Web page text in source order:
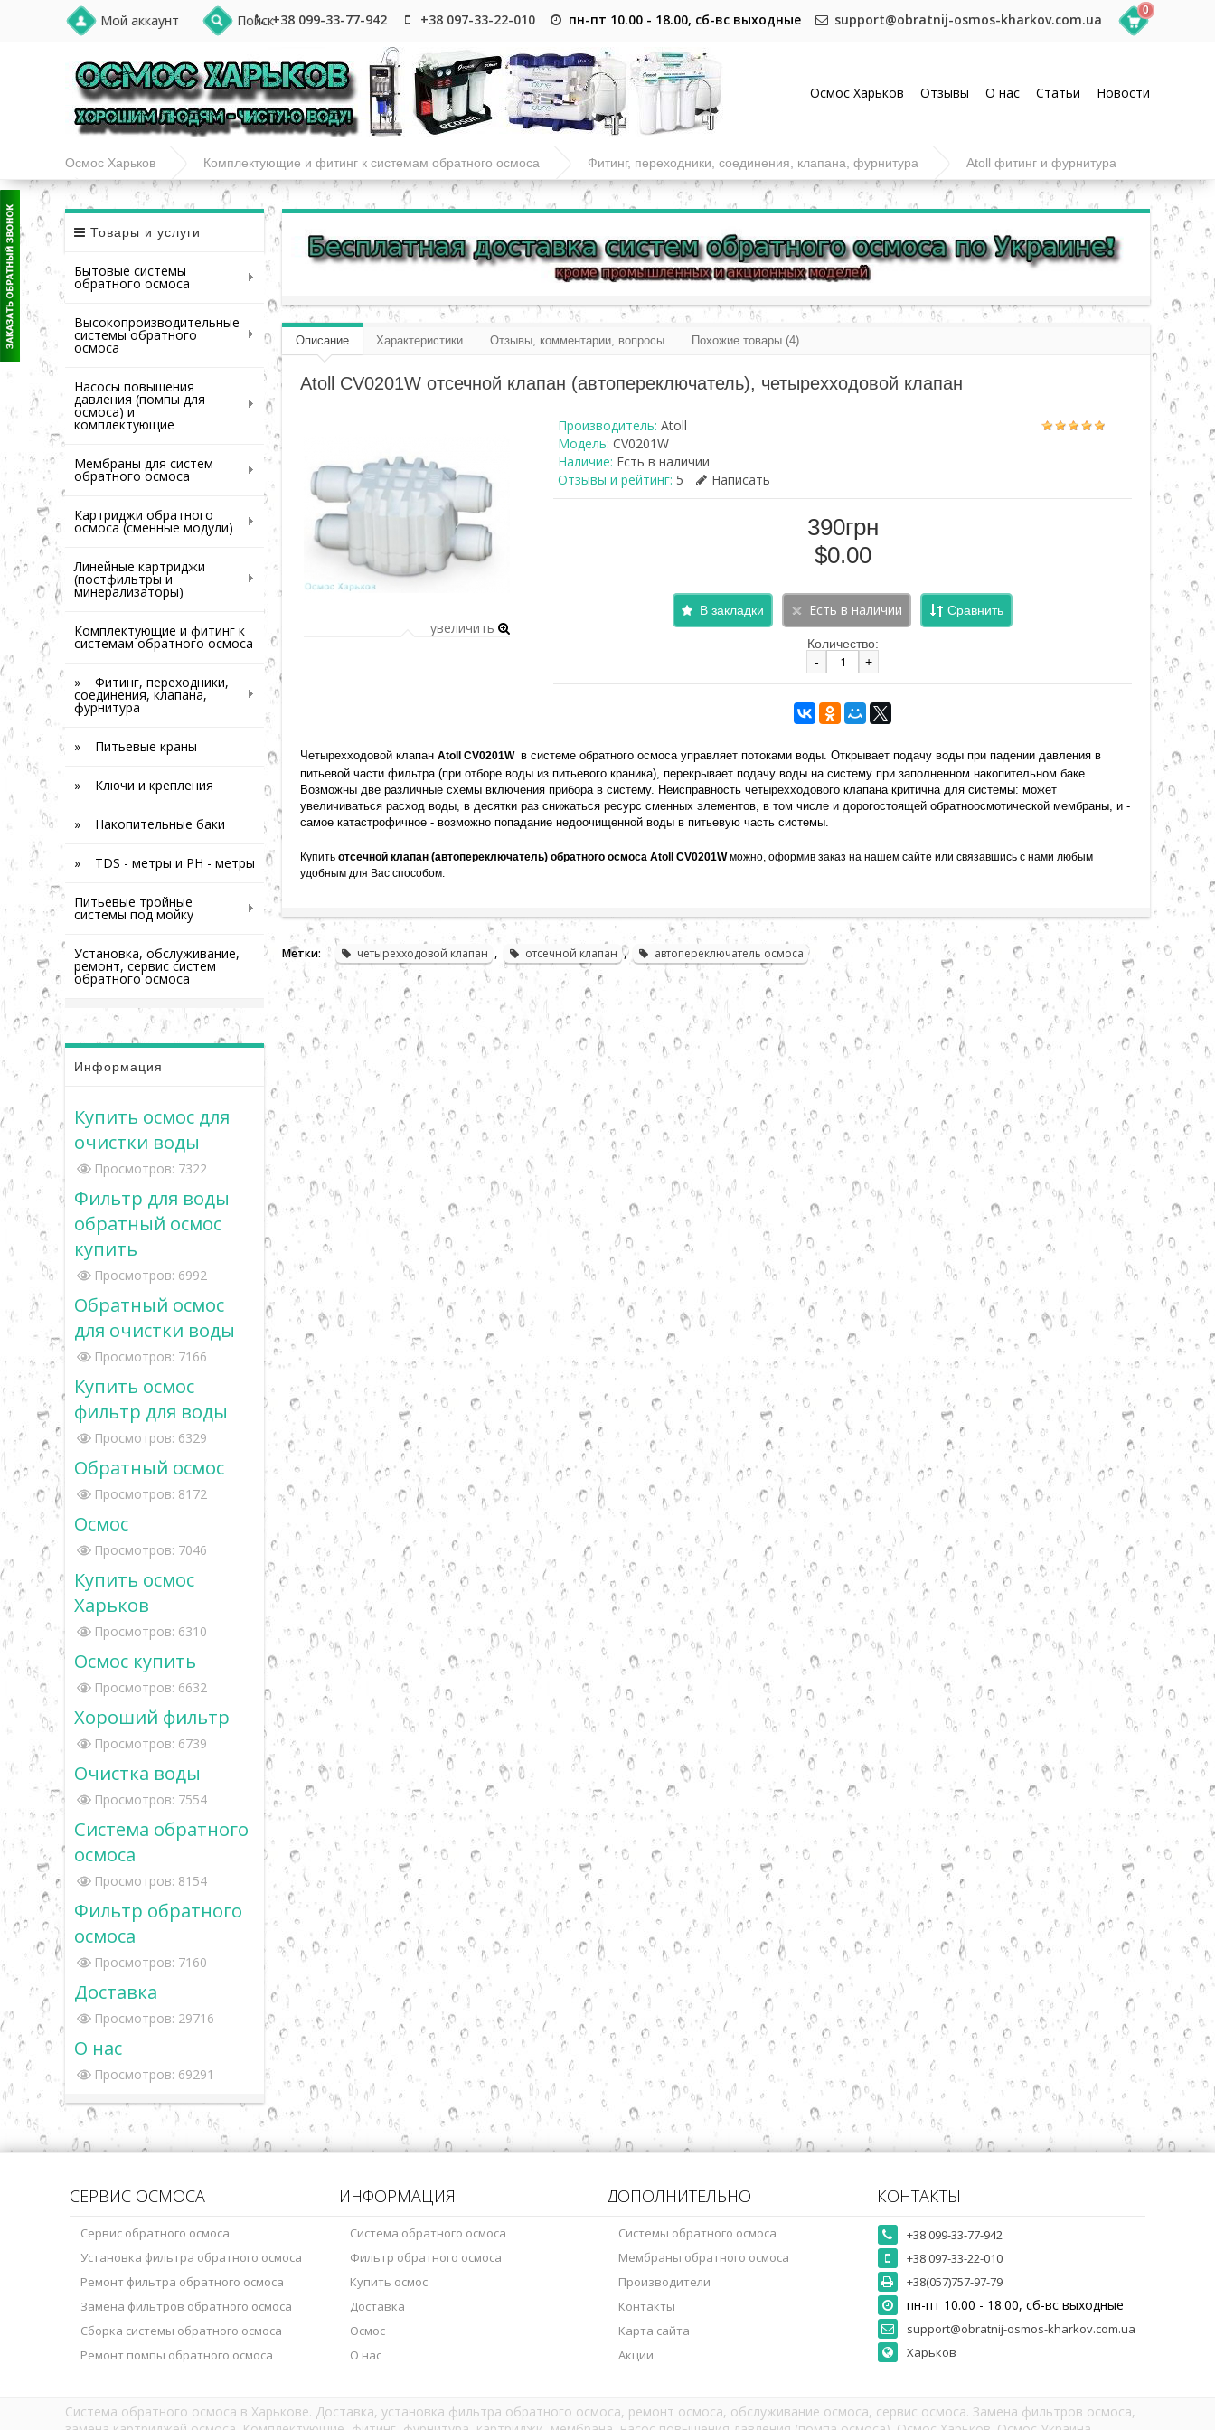
Мой аккаунт Поиск+38 099-33-77-942 +38 097-33-22-010 пн-пт 10.00 - 18.00, сб-вс выходные support@obratnij-osmos-kharkov.com.ua
0
Осмос Харьков Отзывы О нас Статьи Новости
Осмос Харьков Комплектующие и фитинг к системам обратного осмоса Фитинг, переходники, соединения, клапана, фурнитура Atoll фитинг и фурнитура
Atoll CV0201W отсечной клапан
Товары и услуги
Бытовые системы
обратного осмоса
Высокопроизводительные
системы обратного
осмоса
Насосы повышения
давления (помпы для
осмоса) и
комплектующие
Мембраны для систем
обратного осмоса
Картриджи обратного
осмоса (сменные модули)
Линейные картриджи
(постфильтры и
минерализаторы)
Комплектующие и фитинг к
системам обратного осмоса
» Фитинг, переходники,
соединения, клапана,
фурнитура
» Питьевые краны
» Ключи и крепления
» Накопительные баки
» TDS - метры и PH - метры
Питьевые тройные
системы под мойку
Установка, обслуживание,
ремонт, сервис систем
обратного осмоса
Информация
Купить осмос для
очистки воды
Просмотров: 7322
Фильтр для воды
обратный осмос
купить
Просмотров: 6992
Обратный осмос
для очистки воды
Просмотров: 7166
Купить осмос
фильтр для воды
Просмотров: 6329
Обратный осмос
Просмотров: 8172
Осмос
Просмотров: 7046
Купить осмос
Харьков
Просмотров: 6310
Осмос купить
Просмотров: 6632
Хороший фильтр
Просмотров: 6739
Очистка воды
Просмотров: 7554
Система обратного
осмоса
Просмотров: 8154
Фильтр обратного
осмоса
Просмотров: 7160
Доставка
Просмотров: 29716
О нас
Просмотров: 69291
Описание Характеристики Отзывы, комментарии, вопросы Похожие товары (4)
Atoll CV0201W отсечной клапан (автопереключатель), четырехходовой клапан
увеличить
Производитель: Atoll
Модель: CV0201W
Наличие: Есть в наличии
Отзывы и рейтинг: 5 Написать
390грн
$0.00
В закладки Сравнить
Количество:
-
+
Четырехходовой клапан Atoll CV0201W в системе обратного осмоса управляет потоками воды. Открывает подачу воды при падении давления в
питьевой части фильтра (при отборе воды из питьевого краника), перекрывает подачу воды на систему при заполненном накопительном баке.
Возможны две различные схемы включения прибора в систему. Неисправность четырехходового клапана критична для системы: может
увеличиваться расход воды, в десятки раз снижаться ресурс сменных элементов, в том числе и дорогостоящей обратноосмотической мембраны, и -
самое катастрофичное - возможно попадание недоочищенной воды в питьевую часть системы.
Купить отсечной клапан (автопереключатель) обратного осмоса Atoll CV0201Wможно, оформив заказ на нашем сайте или связавшись с нами любым
удобным для Вас способом.
Метки: четырехходовой клапан , отсечной клапан , автопереключатель осмоса
СЕРВИС ОСМОСА
Сервис обратного осмоса
Установка фильтра обратного осмоса
Ремонт фильтра обратного осмоса
Замена фильтров обратного осмоса
Сборка системы обратного осмоса
Ремонт помпы обратного осмоса
ИНФОРМАЦИЯ
Система обратного осмоса
Фильтр обратного осмоса
Купить осмос
Доставка
Осмос
О нас
ДОПОЛНИТЕЛЬНО
Системы обратного осмоса
Мембраны обратного осмоса
Производители
Контакты
Карта сайта
Акции
КОНТАКТЫ
+38 099-33-77-942
+38 097-33-22-010
+38(057)757-97-79
пн-пт 10.00 - 18.00, сб-вс выходные
support@obratnij-osmos-kharkov.com.ua
Харьков
Система обратного осмоса в Харькове. Доставка, установка фильтра обратного осмоса, ремонт осмоса, обслуживание осмоса, сервис осмоса. Замена фильтров осмоса,